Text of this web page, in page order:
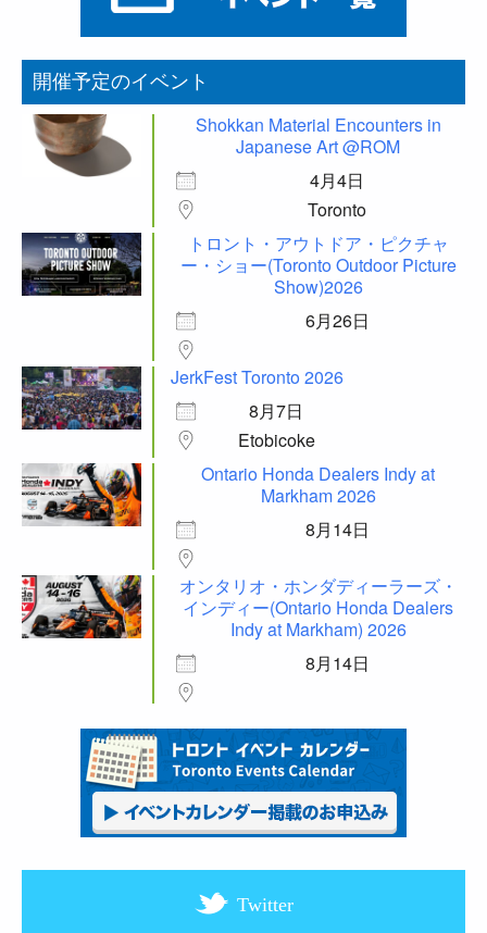
開催予定のイベント
Shokkan Material Encounters in
Japanese Art @ROM
4月4日
Toronto
トロント・アウトドア・ピクチャ
ー・ショー(Toronto Outdoor Picture
Show)2026
6月26日
JerkFest Toronto 2026
8月7日
Etobicoke
Ontario Honda Dealers Indy at
Markham 2026
8月14日
オンタリオ・ホンダディーラーズ・
インディー(Ontario Honda Dealers
Indy at Markham) 2026
8月14日
Twitter